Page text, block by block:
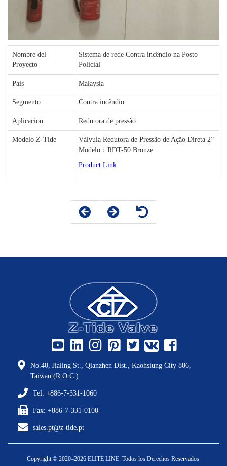
Nombre del
Proyecto
Sistema de rede Contra incêndio na Posto
Policial
Pais Malaysia
Segmento Contra incêndio
Aplicacion Redutora de pressão
Modelo Z-Tide
Válvula Redutora de Pressão de Ação Direta 2”
Modelo：RDT-50 Bronze
Product Link
No.40, Jialing St., Qianzhen Dist., Kaohsiung City 806,
Taiwan (R.O.C.)
Tel: +886-7-331-1060
Fax: +886-7-331-0100
sales.pt@z-tide.pt
Copyright © 2020–2026 ELITE LINE. Todos los Derechos Reservados.